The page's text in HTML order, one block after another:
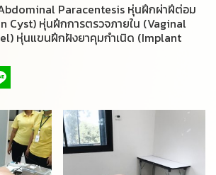
Paracentesis หุ่นฝึกผ่าฝีต่อม
Cyst) หุ่นฝึกการตรวจภายใน (Vaginal
หุ่นแขนฝึกฝังยาคุมกำเนิด (Implant